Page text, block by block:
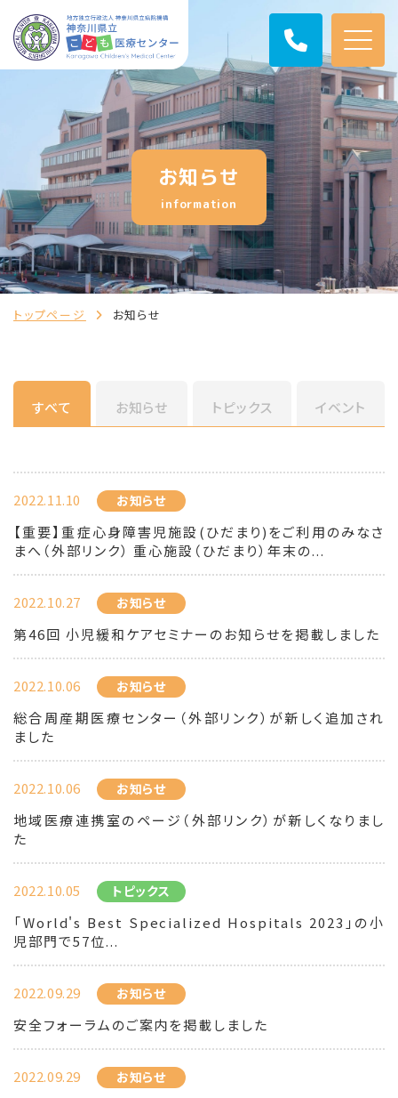
お知らせ
information
トップページ お知らせ
すべて お知らせ トピックス イベント
2022.11.10 お知らせ
【重要】重症心身障害児施設(ひだまり)をご利用のみなさ
まへ（外部リンク） 重心施設（ひだまり）年末の...
2022.10.27 お知らせ
第46回 小児緩和ケアセミナーのお知らせを掲載しました
2022.10.06 お知らせ
総合周産期医療センター（外部リンク）が新しく追加され
ました
2022.10.06 お知らせ
地域医療連携室のページ（外部リンク）が新しくなりまし
た
2022.10.05 トピックス
「World's Best Specialized Hospitals 2023」の小
児部門で57位...
2022.09.29 お知らせ
安全フォーラムのご案内を掲載しました
2022.09.29 お知らせ